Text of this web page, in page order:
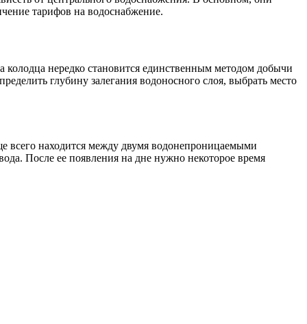
тарифов на водоснабжение.
нередко становится единственным методом добычи
глубину залегания водоносного слоя, выбрать место
всего находится между двумя водонепроницаемыми
После ее появления на дне нужно некоторое время